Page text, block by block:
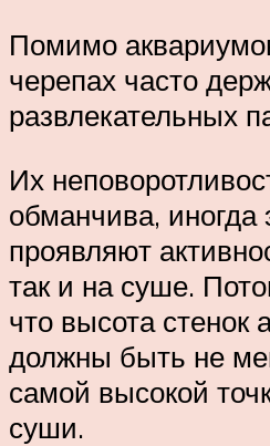
Помимо
черепах часто
развлекательных
Их
обманчива, иногда
проявляют
так и на суше.
что высота стенок
должны быть не
самой высокой
суши.